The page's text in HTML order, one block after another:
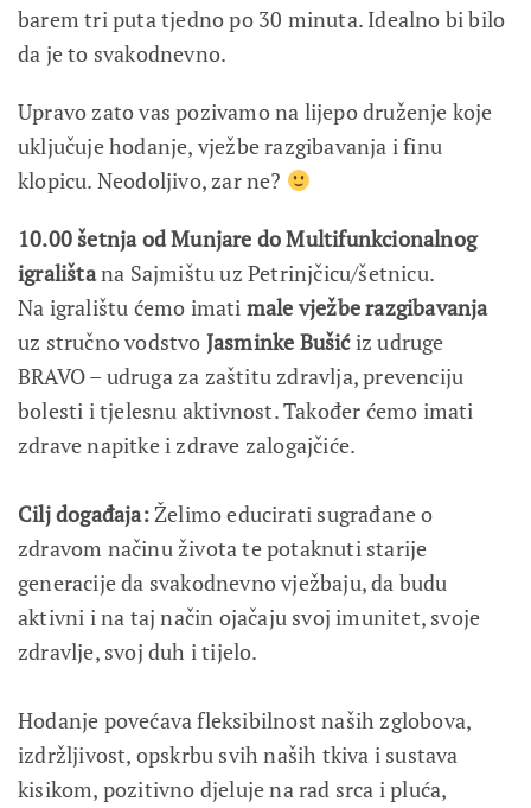
barem tri puta tjedno po 30 minuta. Idealno bi bilo
da je to svakodnevno.
Upravo zato vas pozivamo na lijepo druženje koje
uključuje hodanje, vježbe razgibavanja i finu
klopicu. Neodoljivo, zar ne?
10.00 šetnja od Munjare do Multifunkcionalnog
igralištana Sajmištu uz Petrinjčicu/šetnicu.
Na igralištu ćemo imati male vježbe razgibavanja
uz stručno vodstvo Jasminke Bušićiz udruge
BRAVO – udruga za zaštitu zdravlja, prevenciju
bolesti i tjelesnu aktivnost. Također ćemo imati
zdrave napitke i zdrave zalogajčiće.
Cilj događaja:Želimo educirati sugrađane o
zdravom načinu života te potaknuti starije
generacije da svakodnevno vježbaju, da budu
aktivni i na taj način ojačaju svoj imunitet, svoje
zdravlje, svoj duh i tijelo.
Hodanje povećava fleksibilnost naših zglobova,
izdržljivost, opskrbu svih naših tkiva i sustava
kisikom, pozitivno djeluje na rad srca i pluća,